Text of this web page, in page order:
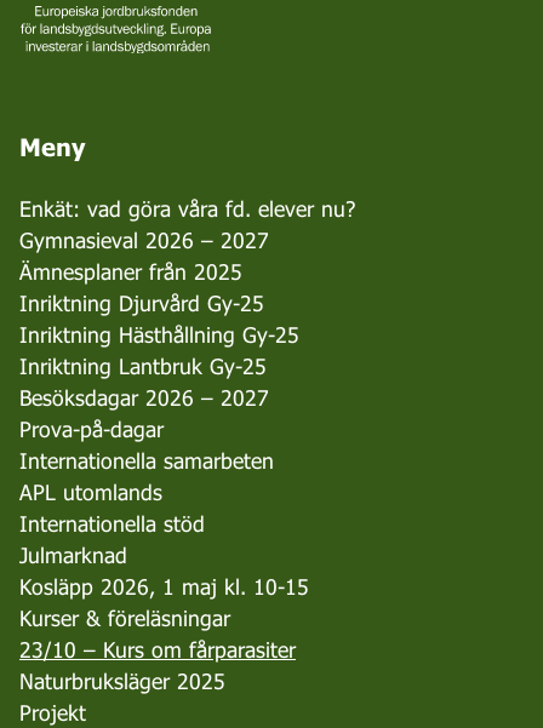
Meny
Enkät: vad göra våra fd. elever nu?
Gymnasieval 2026 – 2027
Ämnesplaner från 2025
Inriktning Djurvård Gy-25
Inriktning Hästhållning Gy-25
Inriktning Lantbruk Gy-25
Besöksdagar 2026 – 2027
Prova-på-dagar
Internationella samarbeten
APL utomlands
Internationella stöd
Julmarknad
Kosläpp 2026, 1 maj kl. 10-15
Kurser & föreläsningar
23/10 – Kurs om fårparasiter
Naturbruksläger 2025
Projekt